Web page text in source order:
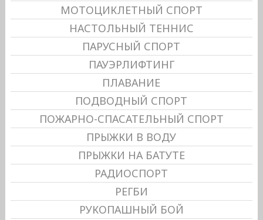
МОТОЦИКЛЕТНЫЙ СПОРТ
НАСТОЛЬНЫЙ ТЕННИС
ПАРУСНЫЙ СПОРТ
ПАУЭРЛИФТИНГ
ПЛАВАНИЕ
ПОДВОДНЫЙ СПОРТ
ПОЖАРНО-СПАСАТЕЛЬНЫЙ СПОРТ
ПРЫЖКИ В ВОДУ
ПРЫЖКИ НА БАТУТЕ
РАДИОСПОРТ
РЕГБИ
РУКОПАШНЫЙ БОЙ